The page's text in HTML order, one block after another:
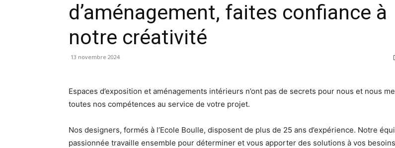
d’aménagement, faites confiance à
notre créativité
13 novembre 2024
Espaces d’exposition et aménagements intérieurs n’ont pas de secrets pour nous et nous
toutes nos compétences au service de votre projet.
Nos designers, formés à l’Ecole Boulle, disposent de plus de 25 ans d’expérience. Notre
passionnée travaille ensemble pour déterminer et vous apporter des solutions à vos